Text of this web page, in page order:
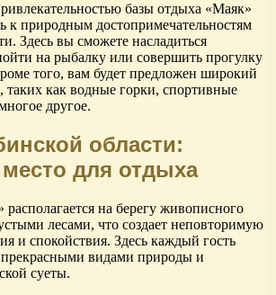
базы отдыха «Маяк»
к природным достопримечательностям
Здесь вы сможете насладиться
на рыбалку или совершить прогулку
того, вам будет предложен широкий
таких как водные горки, спортивные
другое.
области:
для отдыха
на берегу живописного
лесами, что создает неповторимую
и спокойствия. Здесь каждый гость
прекрасными видами природы и
суеты.